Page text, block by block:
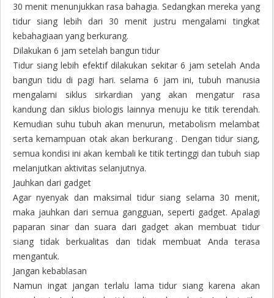
30 menit menunjukkan rasa bahagia. Sedangkan mereka yang
tidur siang lebih dari 30 menit justru mengalami tingkat
kebahagiaan yang berkurang.
Dilakukan 6 jam setelah bangun tidur
Tidur siang lebih efektif dilakukan sekitar 6 jam setelah Anda
bangun tidu di pagi hari. selama 6 jam ini, tubuh manusia
mengalami siklus sirkardian yang akan mengatur rasa
kandung dan siklus biologis lainnya menuju ke titik terendah.
Kemudian suhu tubuh akan menurun, metabolism melambat
serta kemampuan otak akan berkurang . Dengan tidur siang,
semua kondisi ini akan kembali ke titik tertinggi dan tubuh siap
melanjutkan aktivitas selanjutnya.
Jauhkan dari gadget
Agar nyenyak dan maksimal tidur siang selama 30 menit,
maka jauhkan dari semua gangguan, seperti gadget. Apalagi
paparan sinar dan suara dari gadget akan membuat tidur
siang tidak berkualitas dan tidak membuat Anda terasa
mengantuk.
Jangan kebablasan
Namun ingat jangan terlalu lama tidur siang karena akan